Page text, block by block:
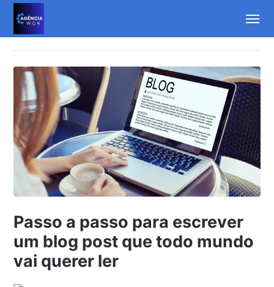
Passo a passo para escrever
um blog post que todo mundo
vai querer ler